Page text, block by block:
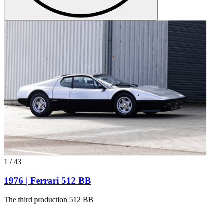
1 /43
1976 | Ferrari 512 BB
The third production 512 BB